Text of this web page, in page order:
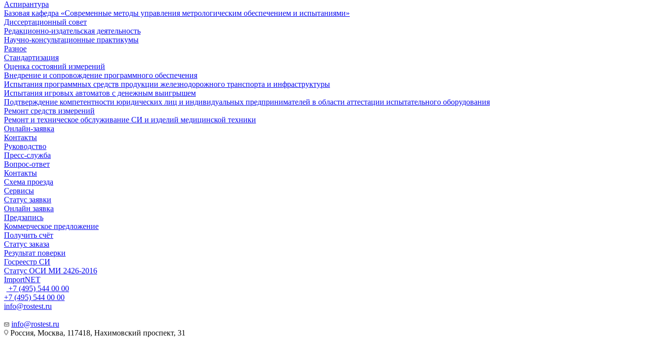
Аспирантура
Базовая кафедра «Современные методы управления метрологическим обеспечением и испытаниями»
Диссертационный совет
Редакционно-издательская деятельность
Научно-консультационные практикумы
Разное
Стандартизация
Оценка состояний измерений
Внедрение и сопровождение программного обеспечения
Испытания программных средств продукции железнодорожного транспорта и инфраструктуры
Испытания игровых автоматов с денежным выигрышем
Подтверждение компетентности юридических лиц и индивидуальных предпринимателей в области аттестации испытательного оборудования
Ремонт средств измерений
Ремонт и техническое обслуживание СИ и изделий медицинской техники
Онлайн-заявка
Контакты
Руководство
Пресс-служба
Вопрос-ответ
Контакты
Схема проезда
Сервисы
Статус заявки
Онлайн заявка
Предзапись
Коммерческое предложение
Получить счёт
Статус заказа
Результат поверки
Госреестр СИ
Статус ОСИ МИ 2426-2016
ImportNET
+7 (495) 544 00 00
+7 (495) 544 00 00
info@rostest.ru
info@rostest.ru
Россия, Москва, 117418, Нахимовский проспект, 31